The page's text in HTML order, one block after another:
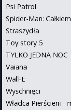
Psi Patrol
Spider-Man:
Straszydła
Toy story 5
TYLKO JEDNA NOC
Vaiana
Wall-E
Wyschnięci
Władca Pierścieni -